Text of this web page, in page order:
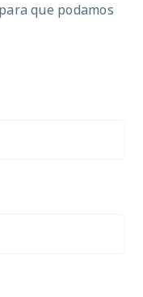
que podamos